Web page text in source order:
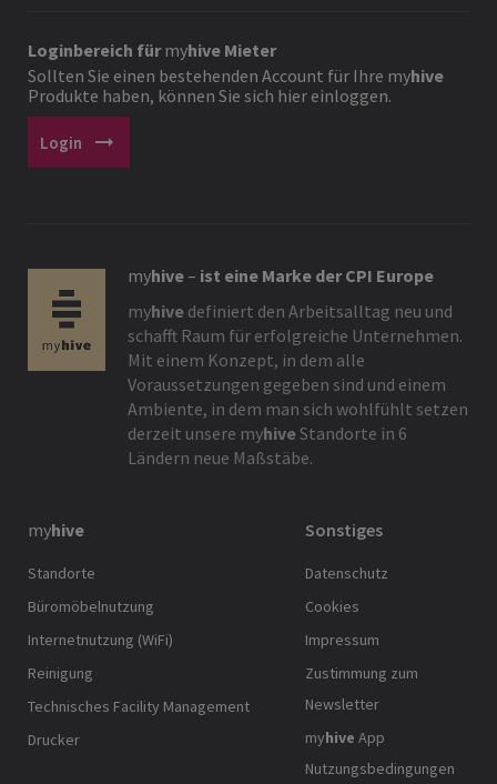
Loginbereich fürmyhive Mieter
Sollten Sie einen bestehenden Account für Ihre myhive
Produkte haben, können Sie sich hier einloggen.
Login arrow_right_alt
myhive– ist eine Marke der CPI Europe
myhive definiert den Arbeitsalltag neu und
schafft Raum für erfolgreiche Unternehmen.
Mit einem Konzept, in dem alle
Voraussetzungen gegeben sind und einem
Ambiente, in dem man sich wohlfühlt setzen
derzeit unsere myhiveStandorte in 6
Ländern neue Maßstäbe.
myhive
Standorte
Büromöbelnutzung
Internetnutzung (WiFi)
Reinigung
Technisches Facility Management
Drucker
Sonstiges
Datenschutz
Cookies
Impressum
Zustimmung zum
Newsletter
myhive App
Nutzungsbedingungen